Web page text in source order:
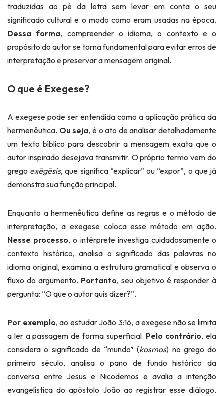
traduzidas ao pé da letra sem levar em conta o seu
significado cultural e o modo como eram usadas na época.
Dessa forma, compreender o idioma, o contexto e o
propósito do autor se torna fundamental para evitar erros de
interpretação e preservar a mensagem original.
O que é Exegese?
A exegese pode ser entendida como a aplicação prática da
hermenêutica. Ou seja, é o ato de analisar detalhadamente
um texto bíblico para descobrir a mensagem exata que o
autor inspirado desejava transmitir. O próprio termo vem do
grego exēgēsis, que significa “explicar” ou “expor”, o que já
demonstra sua função principal.
Enquanto a hermenêutica define as regras e o método de
interpretação, a exegese coloca esse método em ação.
Nesse processo, o intérprete investiga cuidadosamente o
contexto histórico, analisa o significado das palavras no
idioma original, examina a estrutura gramatical e observa o
fluxo do argumento. Portanto, seu objetivo é responder à
pergunta: “O que o autor quis dizer?”.
Por exemplo, ao estudar João 3:16, a exegese não se limita
a ler a passagem de forma superficial. Pelo contrário, ela
considera o significado de “mundo” (kosmos) no grego do
primeiro século, analisa o pano de fundo histórico da
conversa entre Jesus e Nicodemos e avalia a intenção
evangelística do apóstolo João ao registrar esse diálogo.